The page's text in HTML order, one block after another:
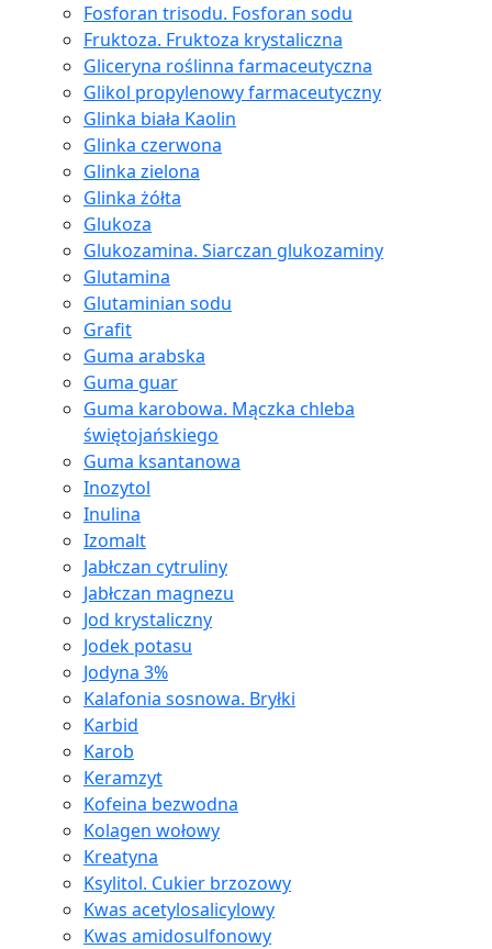
Fosforan trisodu. Fosforan sodu
Fruktoza. Fruktoza krystaliczna
Gliceryna roślinna farmaceutyczna
Glikol propylenowy farmaceutyczny
Glinka biała Kaolin
Glinka czerwona
Glinka zielona
Glinka żółta
Glukoza
Glukozamina. Siarczan glukozaminy
Glutamina
Glutaminian sodu
Grafit
Guma arabska
Guma guar
Guma karobowa. Mączka chleba
świętojańskiego
Guma ksantanowa
Inozytol
Inulina
Izomalt
Jabłczan cytruliny
Jabłczan magnezu
Jod krystaliczny
Jodek potasu
Jodyna 3%
Kalafonia sosnowa. Bryłki
Karbid
Karob
Keramzyt
Kofeina bezwodna
Kolagen wołowy
Kreatyna
Ksylitol. Cukier brzozowy
Kwas acetylosalicylowy
Kwas amidosulfonowy